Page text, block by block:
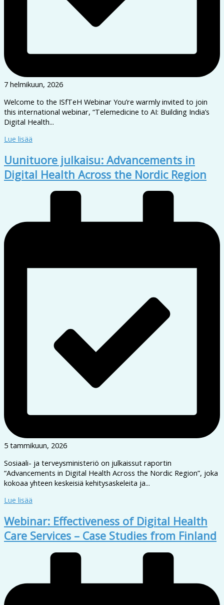
7 helmikuun, 2026
Welcome to the ISfTeH Webinar You’re warmly invited to join
this international webinar, “Telemedicine to AI: Building India’s
Digital Health...
Lue lisää
Uunituore julkaisu: Advancements in
Digital Health Across the Nordic Region
5 tammikuun, 2026
Sosiaali- ja terveysministeriö on julkaissut raportin
“Advancements in Digital Health Across the Nordic Region”, joka
kokoaa yhteen keskeisiä kehitysaskeleita ja...
Lue lisää
Webinar: Effectiveness of Digital Health
Care Services – Case Studies from Finland